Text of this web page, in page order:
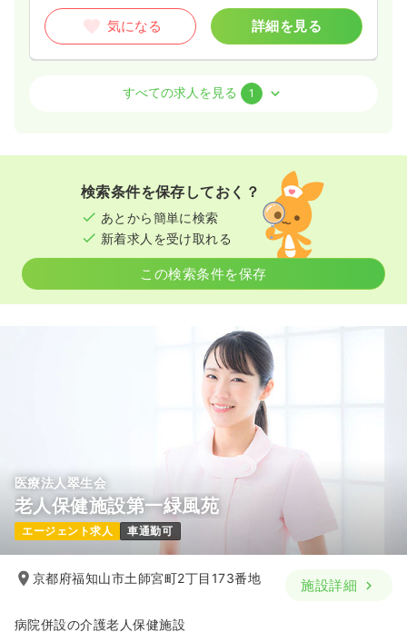
気になる 詳細を見る
正看護師
7:00～16:00
月給22万円以上可
気になる 詳細を見る
すべての求人を見る 1
検索条件を保存しておく？
あとから簡単に検索
新着求人を受け取れる
この検索条件を保存
医療法人翠生会
老人保健施設第一緑風苑
エージェント求人 車通勤可
京都府福知山市土師宮町2丁目173番地 施設詳細
病院併設の介護老人保健施設